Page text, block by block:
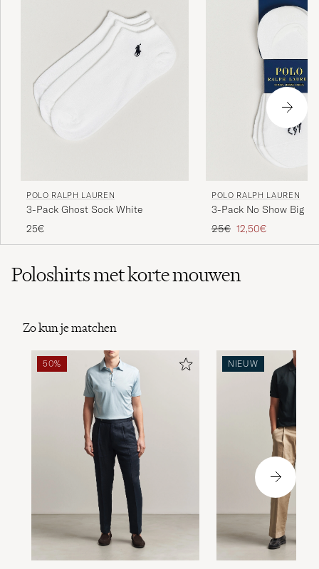
POLO RALPH LAUREN
3-Pack Ghost Sock White
25€
POLO RALPH LAUREN
3-Pack No Show Big
Socks White
Reguliere prijs
25€ Verlaagd prijs
12,50€
Poloshirts met korte mouwen
Zo kun je matchen
50% NIEUW